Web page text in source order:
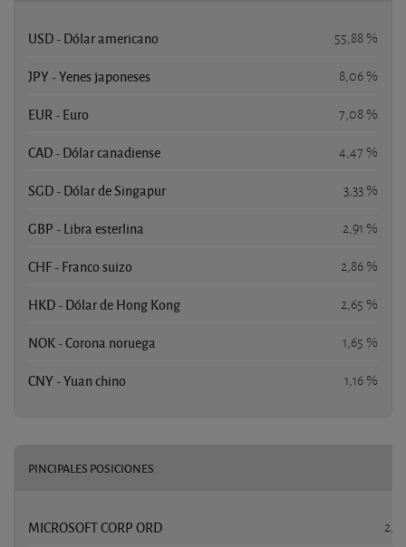
USD - Dólar americano 55,88 %
JPY - Yenes japoneses 8,06 %
EUR - Euro 7,08 %
CAD - Dólar canadiense 4,47 %
SGD - Dólar de Singapur 3,33 %
GBP - Libra esterlina 2,91 %
CHF - Franco suizo 2,86 %
HKD - Dólar de Hong Kong 2,65 %
NOK - Corona noruega 1,65 %
CNY - Yuan chino 1,16 %
PINCIPALES POSICIONES
MICROSOFT CORP ORD